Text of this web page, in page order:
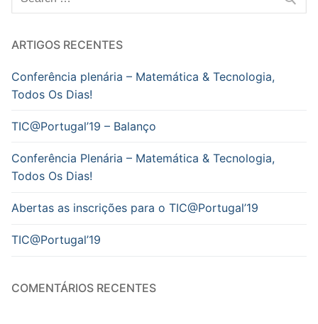
ARTIGOS RECENTES
Conferência plenária – Matemática & Tecnologia,
Todos Os Dias!
TIC@Portugal’19 – Balanço
Conferência Plenária – Matemática & Tecnologia,
Todos Os Dias!
Abertas as inscrições para o TIC@Portugal’19
TIC@Portugal’19
COMENTÁRIOS RECENTES